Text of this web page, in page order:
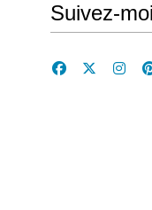
Suivez-moi